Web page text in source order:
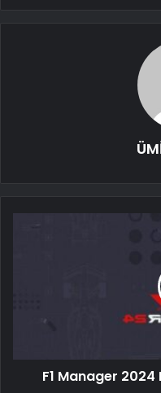
F1 Manager